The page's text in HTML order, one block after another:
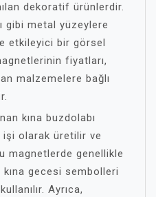
dekoratif ürünlerdir.
gibi metal yüzeylere
etkileyici bir görsel
fiyatları,
malzemelere bağlı
kına buzdolabı
işi olarak üretilir ve
magnetlerde genellikle
gecesi sembolleri
Ayrıca,